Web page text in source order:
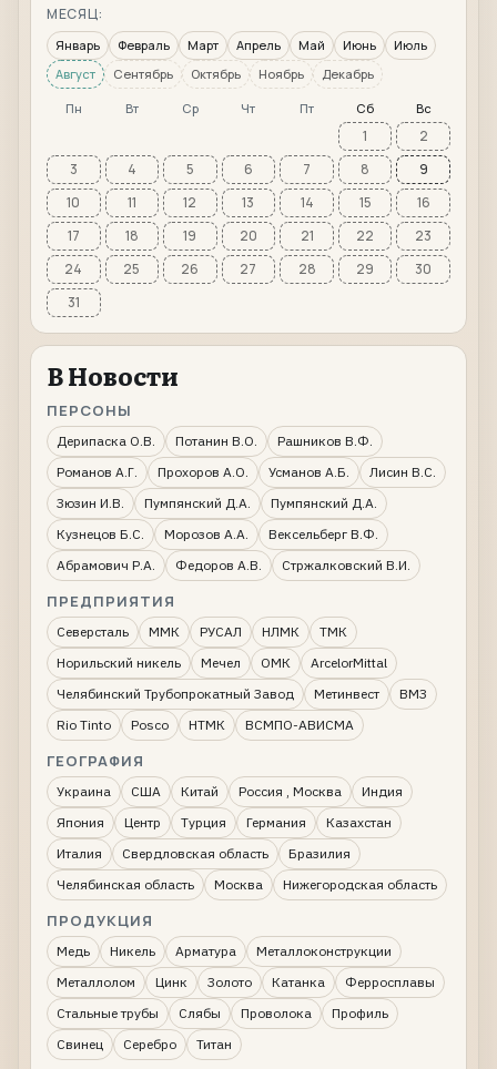
МЕСЯЦ:
Январь Февраль Март Апрель Май Июнь
Июль
Август
Сентябрь Октябрь Ноябрь Декабрь
Пн Вт Ср Чт Пт Сб Вс
1
2
3
4 5 6 7 8
9
10
11 12 13 14 15
16
17
18 19 20 21 22
23
24
25 26 27 28 29
30
31
В Новости
ПЕРСОНЫ
Дерипаска О.В. Потанин В.О.
Рашников В.Ф.
Романов А.Г.
Прохоров А.О. Усманов А.Б.
Лисин В.С.
Зюзин И.В.
Пумпянский Д.А.
Пумпянский Д.А.
Кузнецов Б.С.
Морозов А.А.
Вексельберг В.Ф.
Абрамович Р.А.
Федоров А.В. Стржалковский В.И.
ПРЕДПРИЯТИЯ
Северсталь ММК РУСАЛ НЛМК
ТМК
Норильский никель
Мечел ОМК
ArcelorMittal
Челябинский Трубопрокатный Завод
Метинвест
ВМЗ
Rio Tinto
Posco НТМК ВСМПО-АВИСМА
ГЕОГРАФИЯ
Украина США Китай Россия , Москва
Индия
Япония
Центр Турция Германия
Казахстан
Италия
Свердловская область
Бразилия
Челябинская область
Москва Нижегородская область
ПРОДУКЦИЯ
Медь Никель Арматура
Металлоконструкции
Металлолом
Цинк Золото Катанка
Ферросплавы
Стальные трубы
Слябы Проволока
Профиль
Свинец
Серебро Титан